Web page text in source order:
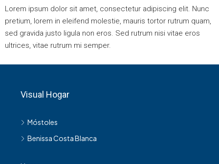
Lorem ipsum dolor sit amet, consectetur adipiscing elit. Nunc
pretium, lorem in eleifend molestie, mauris tortor rutrum quam,
sed gravida justo ligula non eros. Sed rutrum nisi vitae eros
ultrices, vitae rutrum mi semper.
Visual Hogar
Móstoles
Benissa Costa Blanca